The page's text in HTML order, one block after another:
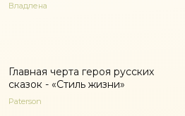
Владлена
Главная черта героя русских
сказок - «Стиль жизни»
Paterson